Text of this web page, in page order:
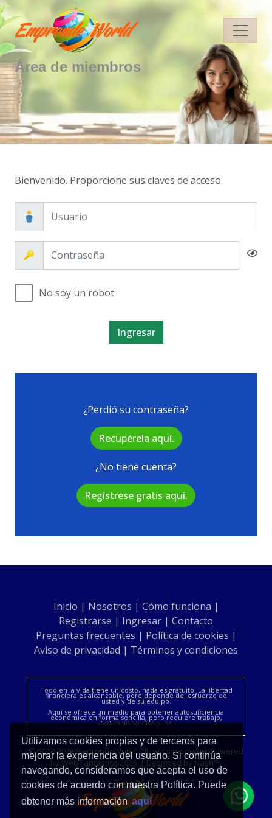
Área de miembros
Bienvenido. Proporcione sus claves de acceso.
No soy un robot
¿Perdió su contraseña?
Recupérela aquí.
¿No tiene cuenta?
Regístrese gratis aquí.
Utilizamos cookies propias y de terceros para
mejorar la experiencia del usuario. Si continúa
navegando, consideramos que acepta el uso de
cookies de acuerdo con nuestra Política. Puede
obtener más informaciónaquí
Inicio | Nosotros | Cómo funciona |
Registrarse | Ingresar | Contacto
Preguntas frecuentes | Política de cookies |
Aviso de privacidad | Términos y condiciones
Todo en la vida tiene un costo, nada es gratuito. La libertad
financiera es alcanzable, pero depende del esfuerzo de
usted y de su equipo.
Aquí se ofrece un medio para obtener autosuficiencia
económica en forma sencilla, pero requiere trabajo,
dedicación y disciplina.
© 2008-2026 EmprendeWorld, All rights reserved. Powered
by Web Fantástica 2026. | Designed by Nash™.